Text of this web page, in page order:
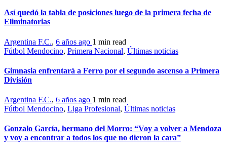
Así quedó la tabla de posiciones luego de la primera fecha de
Eliminatorias
Argentina F.C., 6 años ago 1 min read
Fútbol Mendocino, Primera Nacional, Últimas noticias
Gimnasia enfrentará a Ferro por el segundo ascenso a Primera
División
Argentina F.C., 6 años ago 1 min read
Fútbol Mendocino, Liga Profesional, Últimas noticias
Gonzalo García, hermano del Morro: “Voy a volver a Mendoza
y voy a encontrar a todos los que no dieron la cara”